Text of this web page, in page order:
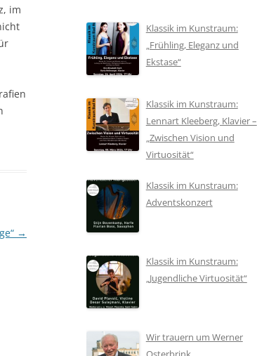
im
→
Klassik im Kunstraum:
„Frühling, Eleganz und
Ekstase“
Klassik im Kunstraum:
Lennart Kleeberg, Klavier –
„Zwischen Vision und
Virtuosität“
Klassik im Kunstraum:
Adventskonzert
Klassik im Kunstraum:
„Jugendliche Virtuosität“
Wir trauern um Werner